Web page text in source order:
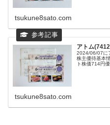
tsukune8sato.com
アトム
2024/06/07に
株主優待基本
ト株価714円
tsukune8sato.com